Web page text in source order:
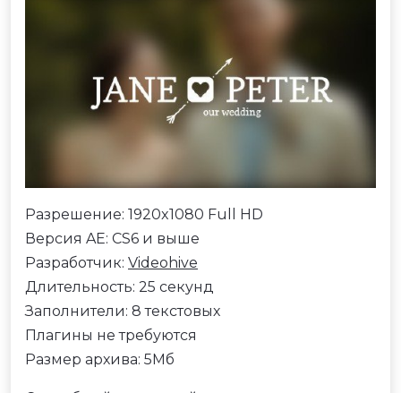
Разрешение: 1920x1080 Full HD
Версия AE: CS6 и выше
Разработчик: Videohive
Длительность: 25 секунд
Заполнители: 8 текстовых
Плагины не требуются
Размер архива: 5Мб